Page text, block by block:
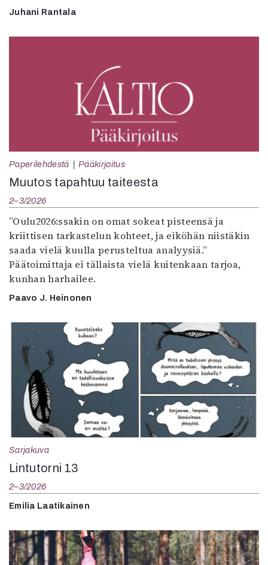
Juhani Rantala
Paperilehdestä Pääkirjoitus
Muutos tapahtuu taiteesta
2–3/2026
”Oulu2026:ssakin on omat sokeat pisteensä ja
kriittisen tarkastelun kohteet, ja eiköhän niistäkin
saada vielä kuulla perusteltua analyysiä.”
Päätoimittaja ei tällaista vielä kuitenkaan tarjoa,
kunhan harhailee.
Paavo J. Heinonen
Sarjakuva
Lintutorni 13
2–3/2026
Emilia Laatikainen